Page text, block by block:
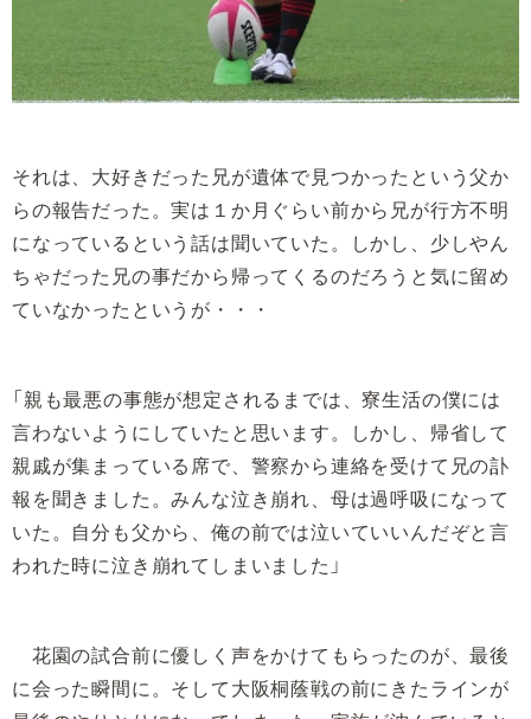
それは、大好きだった兄が遺体で見つかったという父か
らの報告だった。実は１か月ぐらい前から兄が行方不明
になっているという話は聞いていた。しかし、少しやん
ちゃだった兄の事だから帰ってくるのだろうと気に留め
ていなかったというが・・・
「親も最悪の事態が想定されるまでは、寮生活の僕には
言わないようにしていたと思います。しかし、帰省して
親戚が集まっている席で、警察から連絡を受けて兄の訃
報を聞きました。みんな泣き崩れ、母は過呼吸になって
いた。自分も父から、俺の前では泣いていいんだぞと言
われた時に泣き崩れてしまいました」
花園の試合前に優しく声をかけてもらったのが、最後
に会った瞬間に。そして大阪桐蔭戦の前にきたラインが